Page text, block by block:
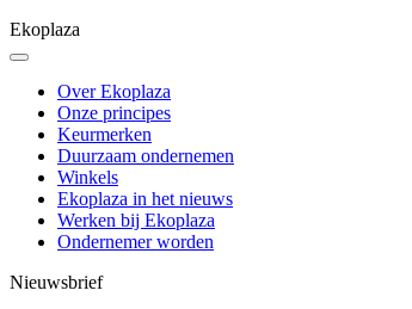
Ekoplaza
Over Ekoplaza
Onze principes
Keurmerken
Duurzaam ondernemen
Winkels
Ekoplaza in het nieuws
Werken bij Ekoplaza
Ondernemer worden
Nieuwsbrief